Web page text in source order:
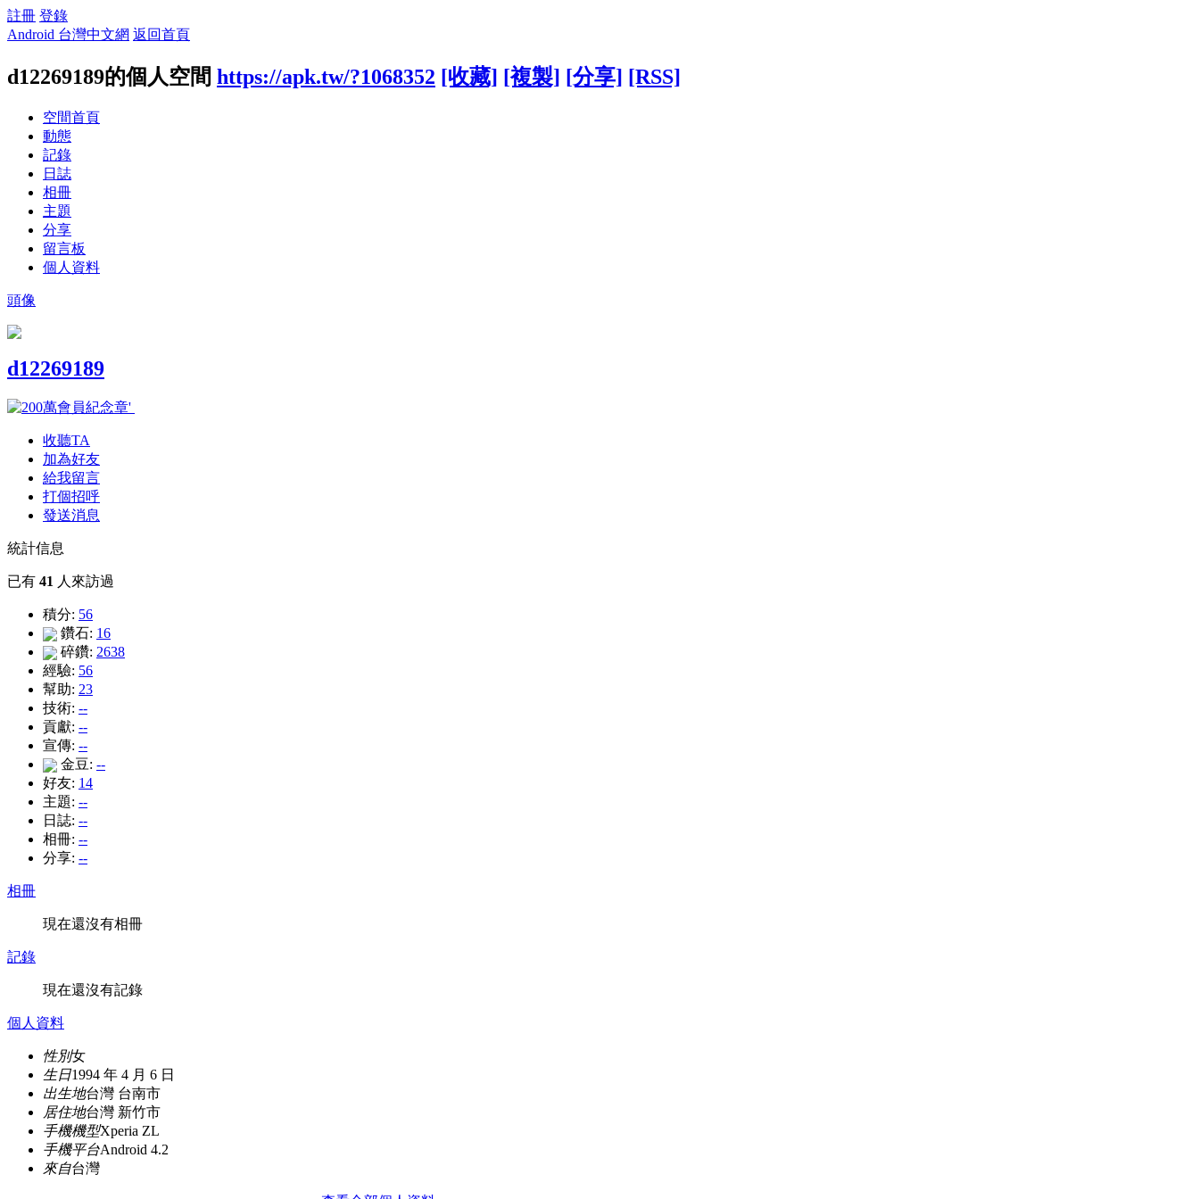
註冊 登錄
Android 台灣中文網 返回首頁
d12269189的個人空間 https://apk.tw/?1068352 [收藏] [複製] [分享] [RSS]
空間首頁
動態
記錄
日誌
相冊
主題
分享
留言板
個人資料
頭像
d12269189
收聽TA
加為好友
給我留言
打個招呼
發送消息
統計信息
已有 41 人來訪過
積分: 56
鑽石: 16
碎鑽: 2638
經驗: 56
幫助: 23
技術: --
貢獻: --
宣傳: --
金豆: --
好友: 14
主題: --
日誌: --
相冊: --
分享: --
相冊
現在還沒有相冊
記錄
現在還沒有記錄
個人資料
性別女
生日1994 年 4 月 6 日
出生地台灣 台南市
居住地台灣 新竹市
手機機型Xperia ZL
手機平台Android 4.2
來自台灣